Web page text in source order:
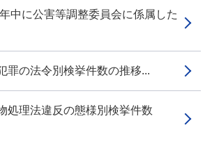
中に公害等調整委員会に係属した
の法令別検挙件数の推移...
理法違反の態様別検挙件数